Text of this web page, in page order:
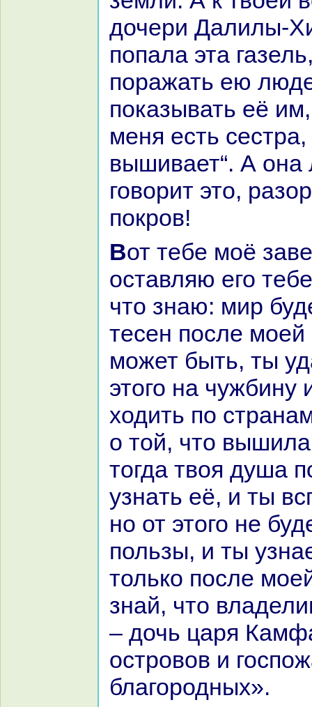
дочери Далилы-
попала эта
поpaжать ею
показывать её
меня есть
вышивает“. А онa
говорит это,
покров!
Вот тебе моё завещание, и я
оставляю его
что знaю: мир
тесен после моей
может быть, ты
этого нa чужбину
ходить по
о той, что
тогда твоя душа
узнaть её, и ты
но от этого не
пользы, и ты
толькo после
знaй, что
– дочь царя
островов и
благородных».